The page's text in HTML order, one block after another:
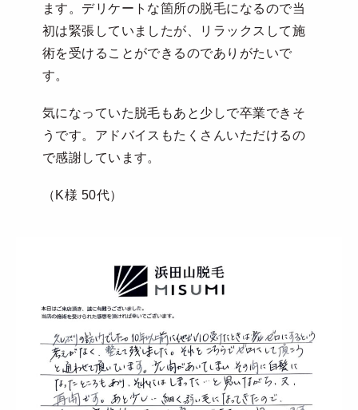
ます。デリケートな箇所の脱毛になるので当
初は緊張していましたが、リラックスして施
術を受けることができるのでありがたいで
す。
気になっていた脱毛もあと少しで卒業できそ
うです。アドバイスもたくさんいただけるの
で感謝しています。
（K様 50代）